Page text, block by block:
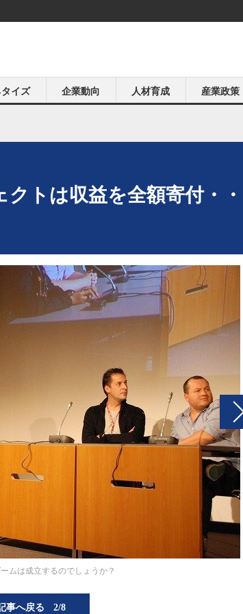
イズ 企業動向 人材育成 産業政策
クトは収益を全額寄付・
ムは成立するのでしょうか？
事へ戻る 2/8